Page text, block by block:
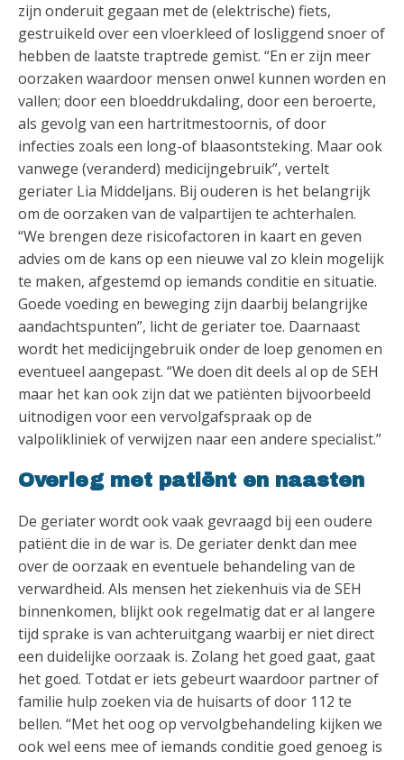
zijn onderuit gegaan met de (elektrische) fiets,
gestruikeld over een vloerkleed of losliggend snoer of
hebben de laatste traptrede gemist. “En er zijn meer
oorzaken waardoor mensen onwel kunnen worden en
vallen; door een bloeddrukdaling, door een beroerte,
als gevolg van een hartritmestoornis, of door
infecties zoals een long-of blaasontsteking. Maar ook
vanwege (veranderd) medicijngebruik”, vertelt
geriater Lia Middeljans. Bij ouderen is het belangrijk
om de oorzaken van de valpartijen te achterhalen.
“We brengen deze risicofactoren in kaart en geven
advies om de kans op een nieuwe val zo klein mogelijk
te maken, afgestemd op iemands conditie en situatie.
Goede voeding en beweging zijn daarbij belangrijke
aandachtspunten”, licht de geriater toe. Daarnaast
wordt het medicijngebruik onder de loep genomen en
eventueel aangepast. “We doen dit deels al op de SEH
maar het kan ook zijn dat we patiënten bijvoorbeeld
uitnodigen voor een vervolgafspraak op de
valpolikliniek of verwijzen naar een andere specialist.”
Overleg met patiënt en naasten
De geriater wordt ook vaak gevraagd bij een oudere
patiënt die in de war is. De geriater denkt dan mee
over de oorzaak en eventuele behandeling van de
verwardheid. Als mensen het ziekenhuis via de SEH
binnenkomen, blijkt ook regelmatig dat er al langere
tijd sprake is van achteruitgang waarbij er niet direct
een duidelijke oorzaak is. Zolang het goed gaat, gaat
het goed. Totdat er iets gebeurt waardoor partner of
familie hulp zoeken via de huisarts of door 112 te
bellen. “Met het oog op vervolgbehandeling kijken we
ook wel eens mee of iemands conditie goed genoeg is